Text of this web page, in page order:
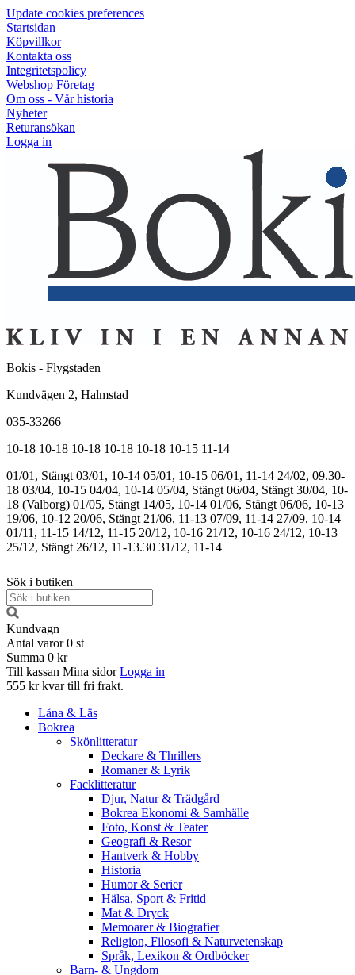
Update cookies preferences
Startsidan
Köpvillkor
Kontakta oss
Integritetspolicy
Webshop Företag
Om oss - Vår historia
Nyheter
Returansökan
Logga in
Bokis - Flygstaden
Kundvägen 2, Halmstad
035-33266
10-18 10-18 10-18 10-18 10-18 10-15 11-14
01/01, Stängt 03/01, 10-14 05/01, 10-15 06/01, 11-14 24/02, 09.30-
18 03/04, 10-15 04/04, 10-14 05/04, Stängt 06/04, Stängt 30/04, 10-
18 (Valborg) 01/05, Stängt 14/05, 10-14 01/06, Stängt 06/06, 10-13
19/06, 10-12 20/06, Stängt 21/06, 11-13 07/09, 11-14 27/09, 10-14
01/11, 11-15 14/12, 11-15 20/12, 10-16 21/12, 10-16 24/12, 10-13
25/12, Stängt 26/12, 11-13.30 31/12, 11-14
Sök i butiken
Kundvagn
Antal varor 0 st
Summa 0 kr
Till kassan Mina sidor Logga in
555 kr kvar till fri frakt.
Låna & Läs
Bokrea
Skönlitteratur
Deckare & Thrillers
Romaner & Lyrik
Facklitteratur
Djur, Natur & Trädgård
Bokrea Ekonomi & Samhälle
Foto, Konst & Teater
Geografi & Resor
Hantverk & Hobby
Historia
Humor & Serier
Hälsa, Sport & Fritid
Mat & Dryck
Memoarer & Biografier
Religion, Filosofi & Naturvetenskap
Språk, Lexikon & Ordböcker
Barn- & Ungdom